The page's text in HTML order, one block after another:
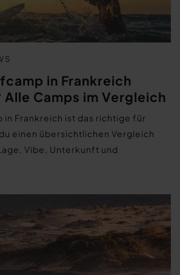
in Frankreich
Alle Camps im Vergleich
in Frankreich ist das richtige für
einen übersichtlichen Vergleich
Vibe, Unterkunft und